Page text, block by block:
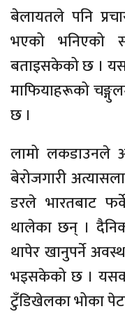
बेलायतले पनि
भएको भनिएको
बताइसकेको छ ।
माफियाहरूको
छ ।
लामो लकडाउनले
बेरोजगारी
डरले भारतबाट
थालेका छन् ।
थापेर खानुपर्ने
भइसकेको छ । यसका
टुँडिखेलका भोका